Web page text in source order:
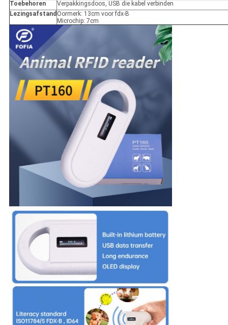
Toebehoren
Verpakkingsdoos, USB die kabel verbinden
Lezingsafstand Oormerk: 13cm voor fdx-B
Microchip: 7cm